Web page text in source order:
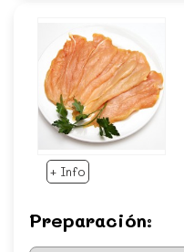
+ Info
Preparación: